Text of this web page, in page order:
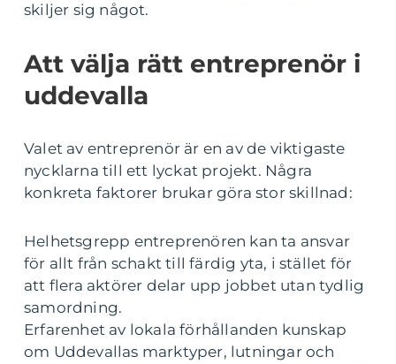
skiljer sig något.
Att välja rätt entreprenör i
uddevalla
Valet av entreprenör är en av de viktigaste
nycklarna till ett lyckat projekt. Några
konkreta faktorer brukar göra stor skillnad:
Helhetsgrepp entreprenören kan ta ansvar
för allt från schakt till färdig yta, i stället för
att flera aktörer delar upp jobbet utan tydlig
samordning.
Erfarenhet av lokala förhållanden kunskap
om Uddevallas marktyper, lutningar och